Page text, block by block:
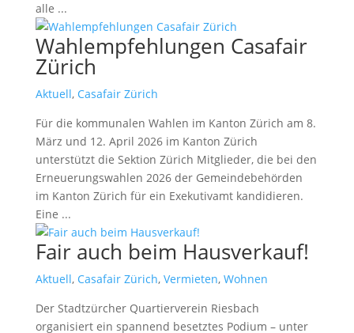
alle ...
Wahlempfehlungen Casafair
Zürich
Aktuell, Casafair Zürich
Für die kommunalen Wahlen im Kanton Zürich am 8.
März und 12. April 2026 im Kanton Zürich
unterstützt die Sektion Zürich Mitglieder, die bei den
Erneuerungswahlen 2026 der Gemeindebehörden
im Kanton Zürich für ein Exekutivamt kandidieren.
Eine ...
Fair auch beim Hausverkauf!
Aktuell, Casafair Zürich, Vermieten, Wohnen
Der Stadtzürcher Quartierverein Riesbach
organisiert ein spannend besetztes Podium – unter